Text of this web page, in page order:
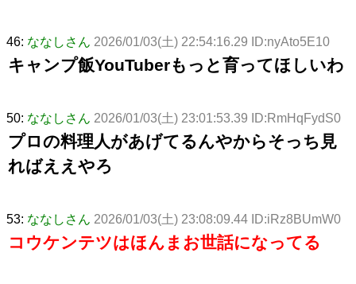
46: ななしさん 2026/01/03(土) 22:54:16.29 ID:nyAto5E10
キャンプ飯YouTuberもっと育ってほしいわ
50: ななしさん 2026/01/03(土) 23:01:53.39 ID:RmHqFydS0
プロの料理人があげてるんやからそっち見
ればええやろ
53: ななしさん 2026/01/03(土) 23:08:09.44 ID:iRz8BUmW0
コウケンテツはほんまお世話になってる